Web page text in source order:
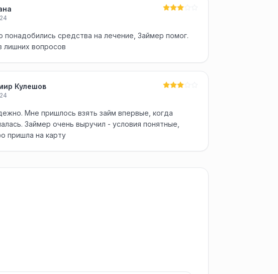
понадобились средства на лечение, Займер помог.
лишних вопросов
Кулешов
Мне пришлось взять займ впервые, когда
Займер очень выручил - условия понятные,
пришла на карту